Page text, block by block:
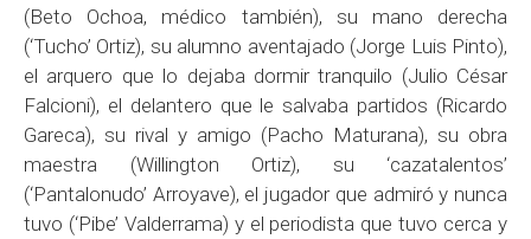
(Beto Ochoa, médico también), su mano derecha
(‘Tucho’ Ortiz), su alumno aventajado (Jorge Luis Pinto),
el arquero que lo dejaba dormir tranquilo (Julio César
Falcioni), el delantero que le salvaba partidos (Ricardo
Gareca), su rival y amigo (Pacho Maturana), su obra
maestra (Willington Ortiz), su ‘cazatalentos’
(‘Pantalonudo’ Arroyave), el jugador que admiró y nunca
tuvo (‘Pibe’ Valderrama) y el periodista que tuvo cerca y